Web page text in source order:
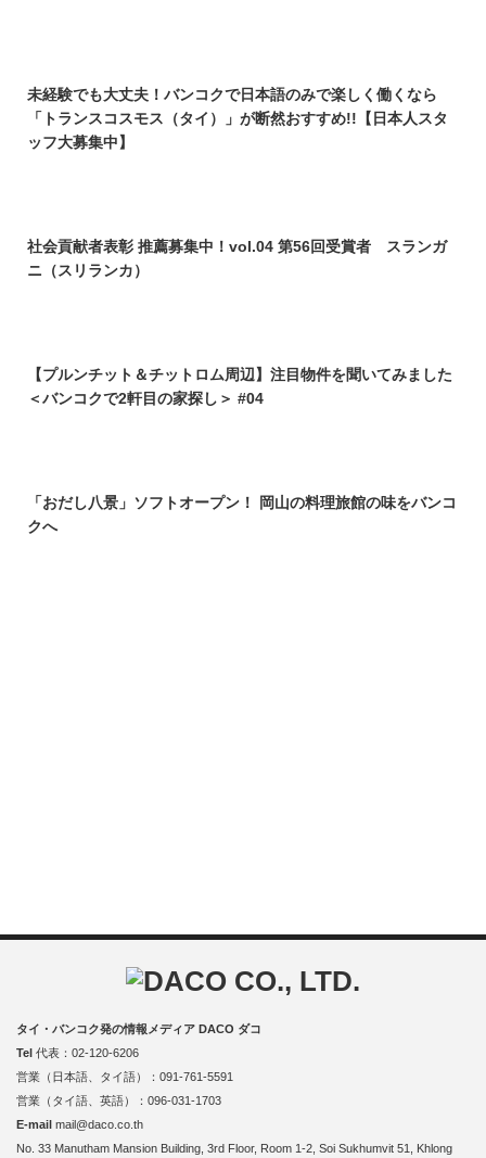
未経験でも大丈夫！バンコクで日本語のみで楽しく働くなら
「トランスコスモス（タイ）」が断然おすすめ!!【日本人スタ
ッフ大募集中】
社会貢献者表彰 推薦募集中！vol.04 第56回受賞者 スランガ
ニ（スリランカ）
【プルンチット＆チットロム周辺】注目物件を聞いてみました
＜バンコクで2軒目の家探し＞ #04
「おだし八景」ソフトオープン！ 岡山の料理旅館の味をバンコ
クへ
タイ・バンコク発の情報メディア DACO ダコ
Tel 代表：02-120-6206
営業（日本語、タイ語）：091-761-5591
営業（タイ語、英語）：096-031-1703
E-mail mail@daco.co.th
No. 33 Manutham Mansion Building, 3rd Floor, Room 1-2, Soi Sukhumvit 51, Khlong